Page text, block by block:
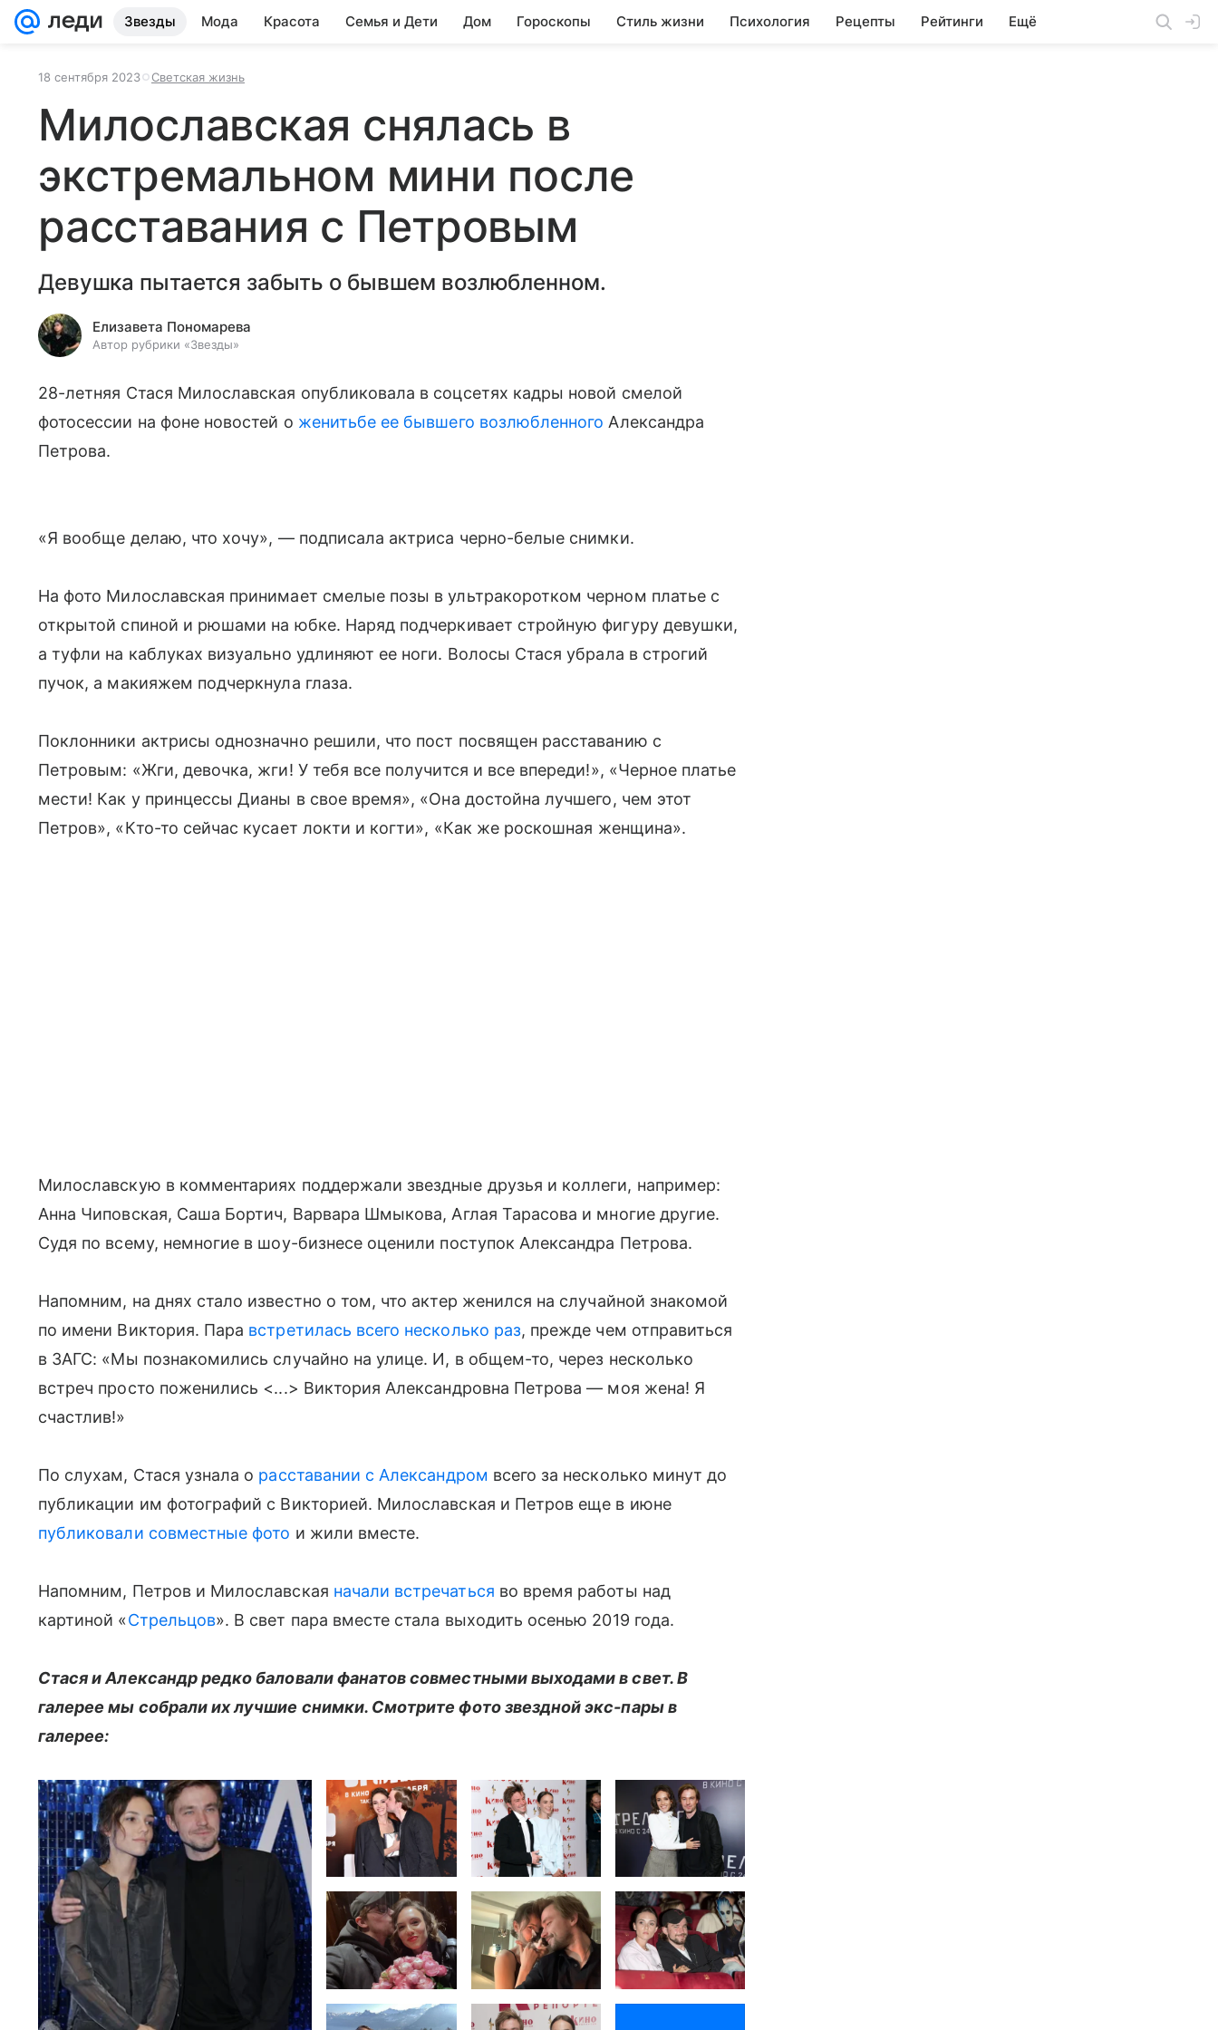
Звезды Мода Красота Семья и Дети Дом Гороскопы Стиль жизни Психология Рецепты Рейтинги Ещё
18 сентября 2023 Светская жизнь
Милославская снялась в
экстремальном мини после
расставания с Петровым
Девушка пытается забыть о бывшем возлюбленном.
Елизавета Пономарева
Автор рубрики «Звезды»
28-летняя Стася Милославская опубликовала в соцсетях кадры новой смелой
фотосессии на фоне новостей о женитьбе ее бывшего возлюбленного Александра
Петрова.
«Я вообще делаю, что хочу», — подписала актриса черно-белые снимки.
На фото Милославская принимает смелые позы в ультракоротком черном платье с
открытой спиной и рюшами на юбке. Наряд подчеркивает стройную фигуру девушки,
а туфли на каблуках визуально удлиняют ее ноги. Волосы Стася убрала в строгий
пучок, а макияжем подчеркнула глаза.
Поклонники актрисы однозначно решили, что пост посвящен расставанию с
Петровым: «Жги, девочка, жги! У тебя все получится и все впереди!», «Черное платье
мести! Как у принцессы Дианы в свое время», «Она достойна лучшего, чем этот
Петров», «Кто-то сейчас кусает локти и когти», «Как же роскошная женщина».
Милославскую в комментариях поддержали звездные друзья и коллеги, например:
Анна Чиповская, Саша Бортич, Варвара Шмыкова, Аглая Тарасова и многие другие.
Судя по всему, немногие в шоу-бизнесе оценили поступок Александра Петрова.
Напомним, на днях стало известно о том, что актер женился на случайной знакомой
по имени Виктория. Пара встретилась всего несколько раз, прежде чем отправиться
в ЗАГС: «Мы познакомились случайно на улице. И, в общем-то, через несколько
встреч просто поженились <...> Виктория Александровна Петрова — моя жена! Я
счастлив!»
По слухам, Стася узнала о расставании с Александром всего за несколько минут до
публикации им фотографий с Викторией. Милославская и Петров еще в июне
публиковали совместные фото и жили вместе.
Напомним, Петров и Милославская начали встречаться во время работы над
картиной «Стрельцов». В свет пара вместе стала выходить осенью 2019 года.
Стася и Александр редко баловали фанатов совместными выходами в свет. В
галерее мы собрали их лучшие снимки. Смотрите фото звездной экс-пары в
галерее: